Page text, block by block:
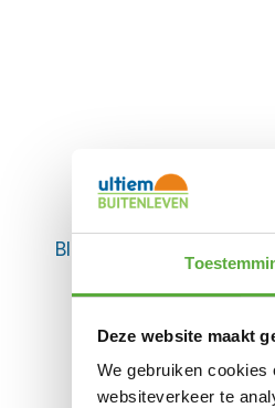
Deze website maakt
We gebruiken
websiteverkeer te
BIJPASSENDE